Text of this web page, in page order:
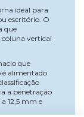
ideal para
escritório. O
que
coluna vertical
que
é alimentado
a penetração
12,5 mm e